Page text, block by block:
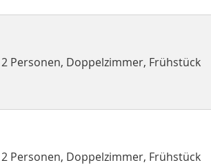
Personen, Doppelzimmer, Frühstück
Personen, Doppelzimmer, Frühstück